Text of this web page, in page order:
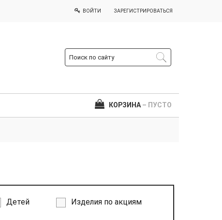
ВОЙТИ ЗАРЕГИСТРИРОВАТЬСЯ
КОРЗИНА – ПУСТО
Детей Изделия по акциям